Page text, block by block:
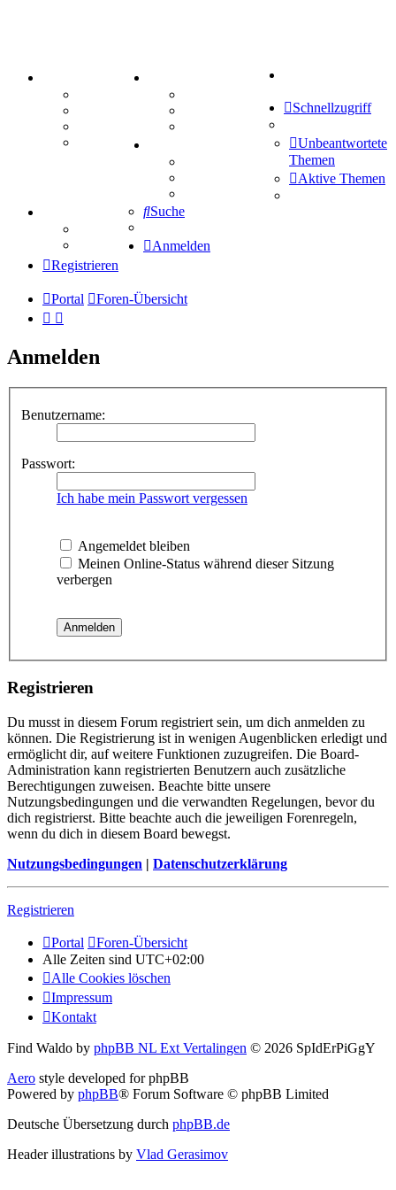
Mastodon
Treffenübersicht
Zitatesammlung
Schiffe versenken
Tipprunde
Comunio
Schnellzugriff
Unbeantwortete
Themen
Aktive Themen
Suche
Anmelden
Registrieren
Portal Foren-Übersicht
Anmelden
Benutzername:
Passwort:
Ich habe mein Passwort vergessen
Angemeldet bleiben
Meinen Online-Status während dieser Sitzung
verbergen
Registrieren
Du musst in diesem Forum registriert sein, um dich anmelden zu
können. Die Registrierung ist in wenigen Augenblicken erledigt und
ermöglicht dir, auf weitere Funktionen zuzugreifen. Die Board-
Administration kann registrierten Benutzern auch zusätzliche
Berechtigungen zuweisen. Beachte bitte unsere
Nutzungsbedingungen und die verwandten Regelungen, bevor du
dich registrierst. Bitte beachte auch die jeweiligen Forenregeln,
wenn du dich in diesem Board bewegst.
Nutzungsbedingungen | Datenschutzerklärung
Registrieren
Portal
Foren-Übersicht
Alle Zeiten sind UTC+02:00
Alle Cookies löschen
Impressum
Kontakt
Find Waldo by phpBB NL Ext Vertalingen © 2026 SpIdErPiGgY
Aero style developed for phpBB
Powered by phpBB® Forum Software © phpBB Limited
Deutsche Übersetzung durch phpBB.de
Header illustrations by Vlad Gerasimov